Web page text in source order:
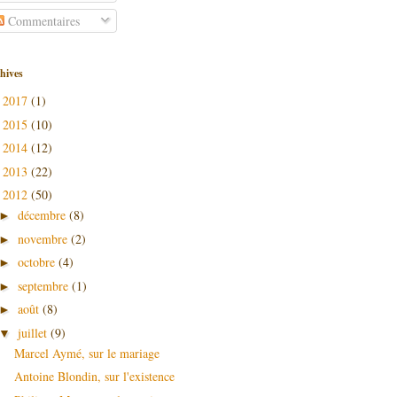
Commentaires
2017 (1)
2015 (10)
2014 (12)
2013 (22)
2012 (50)
décembre (8)
novembre (2)
octobre (4)
septembre (1)
août (8)
juillet (9)
Marcel Aymé, sur le mariage
Antoine Blondin, sur l'existence